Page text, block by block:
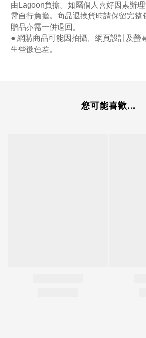
由Lagoon負擔。如屬個人喜好因素辦
需自行負擔。商品退換貨時請保留完整
贈品亦需一併退回。
● 網購商品可能因拍攝、網頁設計及螢
生些微色差。
您可能喜歡...